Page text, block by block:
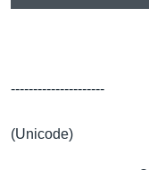
---------------------
(Unicode)